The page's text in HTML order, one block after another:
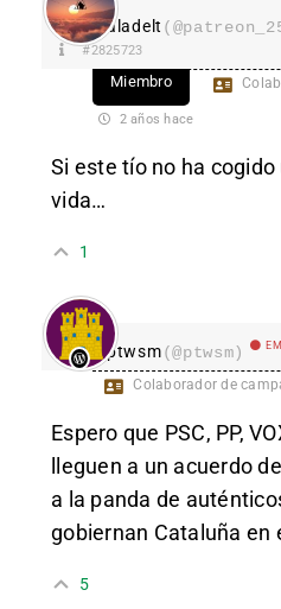
aladelt
#2825723
Miembro
2 años hace
Si este tío no ha
vida…
1
ptwsm(@ptwsm)
Colaborador de
Espero que PSC, PP,
lleguen a un acuerdo
a la panda de
gobiernan Cataluña en
5